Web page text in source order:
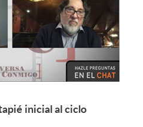
Leer más +
inicial al ciclo